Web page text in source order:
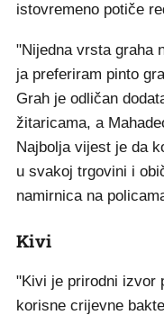
istovremeno potiče
"Nijedna vrsta graha
ja preferiram pinto
Grah je odličan
žitaricama, a
Najbolja vijest je da
u svakoj trgovini i
namirnica na
Kivi
"Kivi je prirodni izvor
korisne crijevne